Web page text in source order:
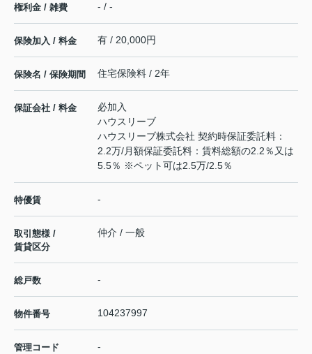
権利金 / 雑費 - / -
保険加入 / 料金 有 / 20,000円
保険名 / 保険期間 住宅保険料 / 2年
保証会社 / 料金
必加入
ハウスリーブ
ハウスリーブ株式会社 契約時保証委託料：
2.2万/月額保証委託料：賃料総額の2.2％又は
5.5％ ※ペット可は2.5万/2.5％
特優賃 -
取引態様 /
賃貸区分
仲介 / 一般
総戸数 -
物件番号 104237997
管理コード -